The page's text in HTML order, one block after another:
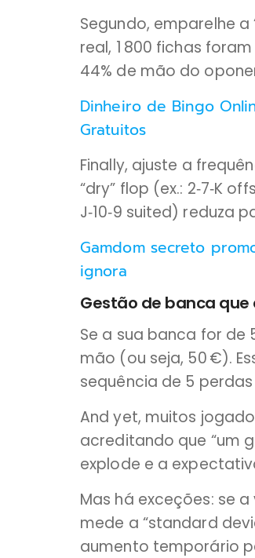
Segundo, emparelhe a
real, 1 800 fichas
44% de mão do
Dinheiro de Bingo
Gratuitos
Finally, ajuste a
“dry” flop (ex.: 2‑7‑K
J‑10‑9 suited) reduza
Gamdom secreto
ignora
Gestão de banca
Se a sua banca for de
mão (ou seja, 50 €).
sequência de 5
And yet, muitos
acreditando que “um
explode e a
Mas há exceções: se
mede a “standard
aumento temporário